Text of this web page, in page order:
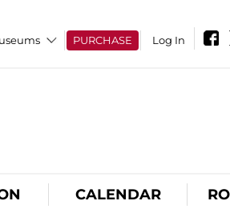
PURCHASE Log In
CALENDAR